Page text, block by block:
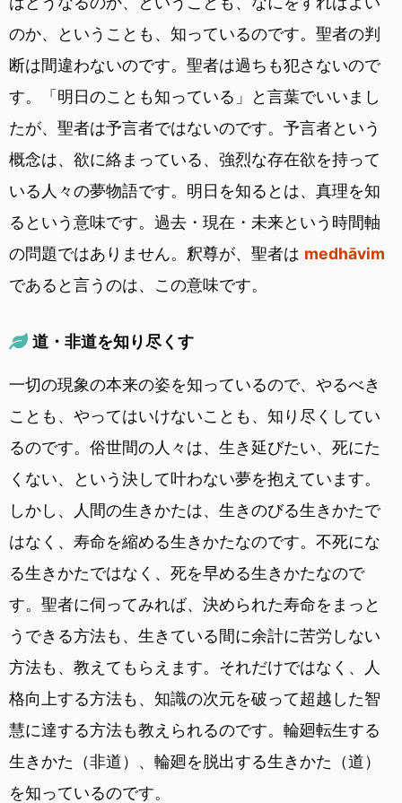
のか、ということも、知っているのです。聖者の判
断は間違わないのです。聖者は過ちも犯さないので
す。「明日のことも知っている」と言葉でいいまし
たが、聖者は予言者ではないのです。予言者という
概念は、欲に絡まっている、強烈な存在欲を持って
いる人々の夢物語です。明日を知るとは、真理を知
るという意味です。過去・現在・未来という時間軸
の問題ではありません。釈尊が、聖者は medhāvim
であると言うのは、この意味です。
道・非道を知り尽くす
一切の現象の本来の姿を知っているので、やるべき
ことも、やってはいけないことも、知り尽くしてい
るのです。俗世間の人々は、生き延びたい、死にた
くない、という決して叶わない夢を抱えています。
しかし、人間の生きかたは、生きのびる生きかたで
はなく、寿命を縮める生きかたなのです。不死にな
る生きかたではなく、死を早める生きかたなので
す。聖者に伺ってみれば、決められた寿命をまっと
うできる方法も、生きている間に余計に苦労しない
方法も、教えてもらえます。それだけではなく、人
格向上する方法も、知識の次元を破って超越した智
慧に達する方法も教えられるのです。輪廻転生する
生きかた（非道）、輪廻を脱出する生きかた（道）
を知っているのです。